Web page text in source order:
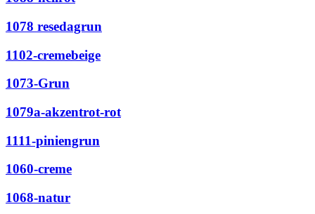
1078 resedagrun
1102-cremebeige
1073-Grun
1079a-akzentrot-rot
1111-piniengrun
1060-creme
1068-natur